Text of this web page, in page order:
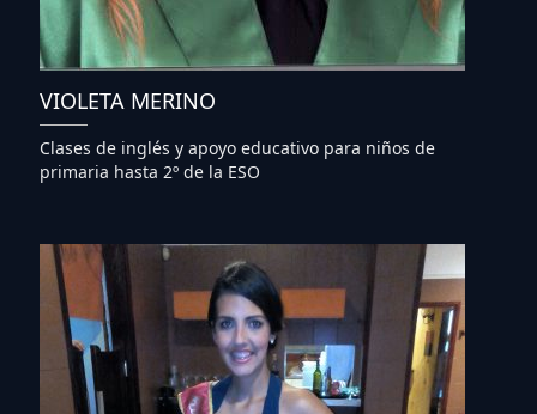
VIOLETA MERINO
Clases de inglés y apoyo educativo para niños de
primaria hasta 2º de la ESO